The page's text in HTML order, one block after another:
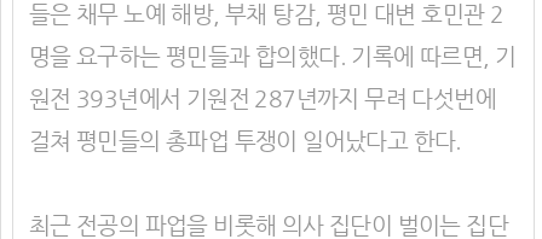
들은 채무 노예 해방, 부채 탕감, 평민 대변 호민관 2
명을 요구하는 평민들과 합의했다. 기록에 따르면, 기
원전 393년에서 기원전 287년까지 무려 다섯번에
걸쳐 평민들의 총파업 투쟁이 일어났다고 한다.
최근 전공의 파업을 비롯해 의사 집단이 벌이는 집단